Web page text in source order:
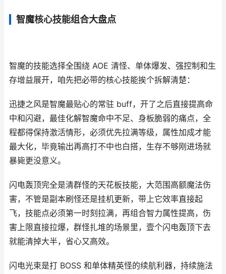
智魔核心技能组合大盘点
智魔的技能选择全围绕 AOE 清怪、单体爆发、强控制和生
存增益展开，咱先把必带的核心技能挨个拆解清楚：
迅捷之风是智魔最贴心的常驻 buff，开了之后直接提高命
中和闪避，最佳化解智魔命中不足、身板脆弱的痛点，全
程都得保持激活情形，必须优先拉满等级，属性加成才能
最大化，毕竟输出再高打不中也白搭，生存不够刚进场就
暴毙更没意义。
闪电轰顶完全是清群怪的天花板技能，大范围高额魔法伤
害，不管是副本刷怪还是挂机更新，带上它效率直接起
飞，技能点必须第一时刻拉满，再组合智力属性提高，伤
害上限直接拉爆，群怪扎堆的场景里，壹个闪电轰顶下去
就能清掉大半，省心又高效。
闪电光束是打 BOSS 和单体精英怪的续航利器，持续施法